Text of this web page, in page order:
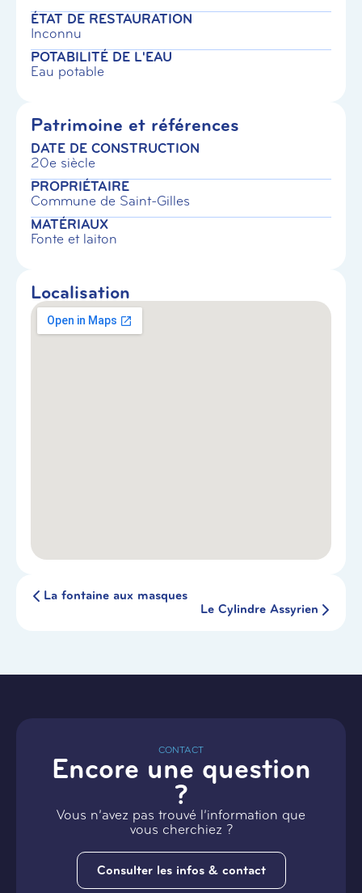
ÉTAT DE RESTAURATION
Inconnu
POTABILITÉ DE L'EAU
Eau potable
Patrimoine et références
DATE DE CONSTRUCTION
20e siècle
PROPRIÉTAIRE
Commune de Saint-Gilles
MATÉRIAUX
Fonte et laiton
Localisation
La fontaine aux masques
Le Cylindre Assyrien
CONTACT
Encore une question
?
Vous n’avez pas trouvé l’information que
vous cherchiez ?
Consulter les infos & contact